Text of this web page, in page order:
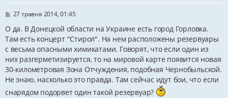
П
в
д
о
м
л
е
н
н
я
27 травня 2014, 01:45
О да. В Донецкой области на Украине есть город Горловка.
Там есть концерт "Стирол". На нем расположены резервуары
с весьма опасными химикатами. Говорят, что если один из
них разгерметизируется, то на мировой карте появится новая
30-километровая Зона Отчуждения, подобная Чернобыльской.
Не знаю, насколько это правда. Там сейчас идут бои, что если
снарядом подорвет один такой резервуар?